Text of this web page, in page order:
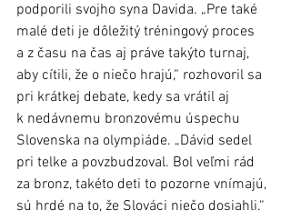
podporili svojho syna Davida. „Pre také
malé deti je dôležitý tréningový proces
a z času na čas aj práve takýto turnaj,
aby cítili, že o niečo hrajú,“ rozhovoril sa
pri krátkej debate, kedy sa vrátil aj
k nedávnemu bronzovému úspechu
Slovenska na olympiáde. „Dávid sedel
pri telke a povzbudzoval. Bol veľmi rád
za bronz, takéto deti to pozorne vnímajú,
sú hrdé na to, že Slováci niečo dosiahli.“